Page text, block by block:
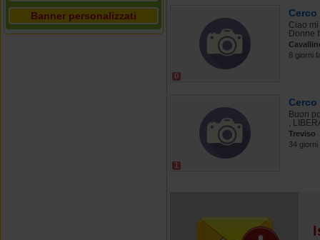
Banner personalizzati
0
Ciao
Donne
8 giorni
1
Cerco
Buon
,
Treviso
34